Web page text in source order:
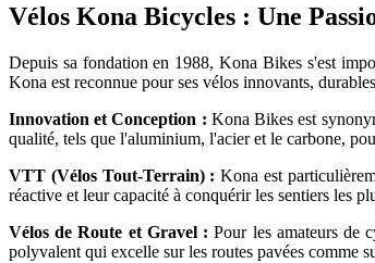
Vélos Kona Bicycles : Une
Depuis sa fondation en 1988, Kona Bikes s'est
Kona est reconnue pour ses vélos innovants,
Innovation et Conception : Kona Bikes est
qualité, tels que l'aluminium, l'acier et le carbone,
VTT (Vélos Tout-Terrain) : Kona est
réactive et leur capacité à conquérir les sentiers les
Vélos de Route et Gravel : Pour les amateurs de
polyvalent qui excelle sur les routes pavées comme